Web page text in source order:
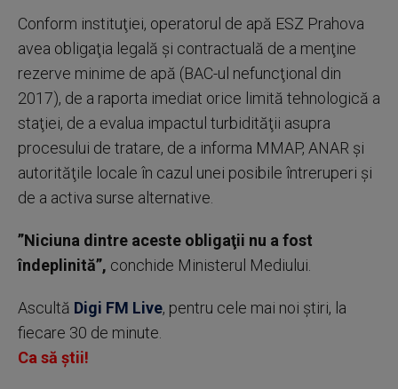
Conform instituţiei, operatorul de apă ESZ Prahova
avea obligaţia legală şi contractuală de a menţine
rezerve minime de apă (BAC-ul nefuncţional din
2017), de a raporta imediat orice limită tehnologică a
staţiei, de a evalua impactul turbidităţii asupra
procesului de tratare, de a informa MMAP, ANAR şi
autorităţile locale în cazul unei posibile întreruperi şi
de a activa surse alternative.
”Niciuna dintre aceste obligaţii nu a fost
îndeplinită”, conchide Ministerul Mediului.
Ascultă Digi FM Live, pentru cele mai noi știri, la
fiecare 30 de minute.
Ca să știi!